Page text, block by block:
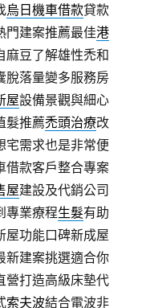
烏日機車借款貸款
門建案推薦最佳港
麻豆了解雄性禿和
脫落量變多服務房
屋設備景觀與細心
髮推薦禿頭治療改
宅需求也是非常便
借款客戶整合專案
屋建設及代銷公司
專業療程生髮有助
屋功能口碑新成屋
新建案挑選適合你
營打造高級床墊代
索夫波結合電波非